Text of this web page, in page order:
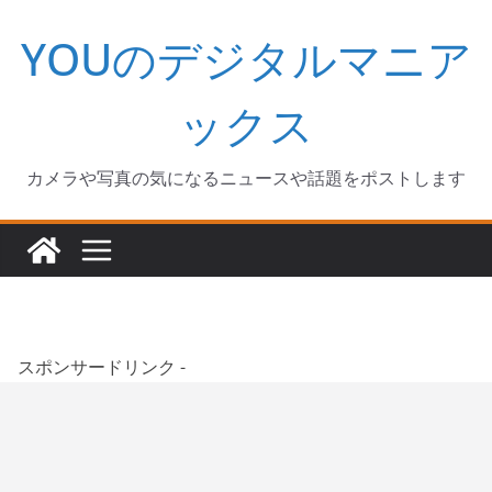
キ
YOUのデジタルマニア
ックス
カメラや写真の気になるニュースや話題をポストします
スポンサードリンク -